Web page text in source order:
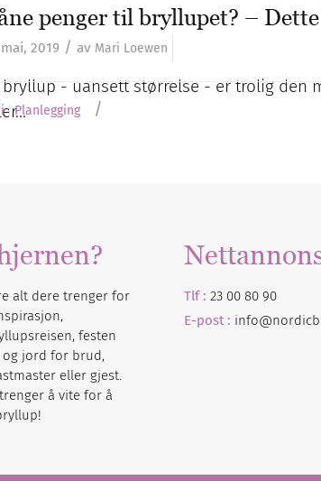
penger til bryllupet? –
2019 / av Mari Loewen
bryllup - uansett størrelse - er trolig den
Planlegging /
alt dere trenger for
festen
jord for brud,
eller gjest.
å vite for å
Tlf : 23 00 80 90
E-post :